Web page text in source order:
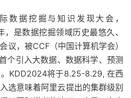
数据挖掘与知识发现大会，
是数据挖掘领域历史最悠久、
议，被CCF（中国计算机学会）
个引入大数据、数据科学、预测
KDD2024将于8.25-8.29, 在西
选意味着阿里云提出的集群级别